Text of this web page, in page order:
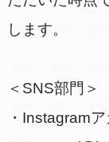
します。
＜SNS部門＞
・Instagram